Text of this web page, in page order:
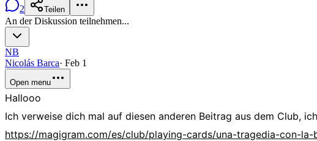
2
Teilen
An der Diskussion teilnehmen...
NB
Nicolás Barca· Feb 1
Open menu
Hallooo
Ich verweise dich mal auf diesen anderen Beitrag aus dem Club,
https://magigram.com/es/club/playing-cards/una-tragedia-con-